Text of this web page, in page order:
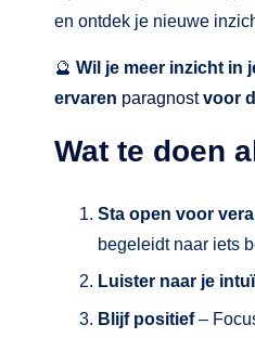
en ontdek je nieuwe
🔮 Wil je meer inzicht in
ervaren paragnostvoor
Wat te doen
Sta open voor
begeleidt naar iets
Luister naar je
Blijf positief–